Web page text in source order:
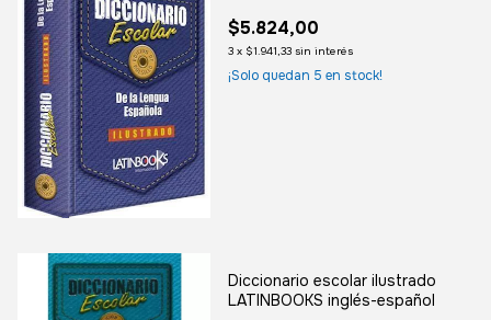
$5.824,00
3 x $1.941,33 sin interés
¡Solo quedan 5 en stock!
Diccionario escolar ilustrado
LATINBOOKS inglés-español